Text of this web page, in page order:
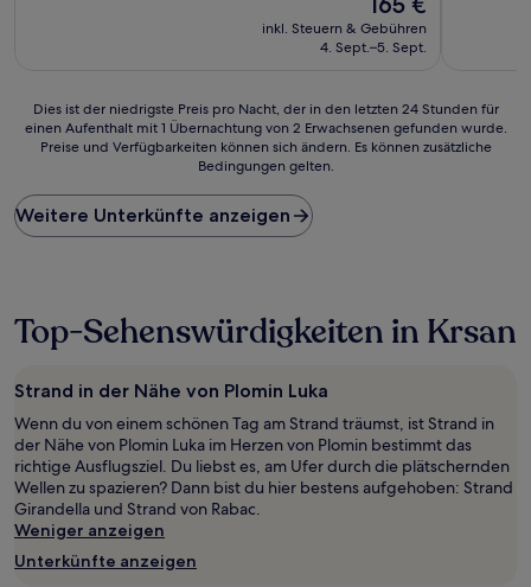
Preis
beträgt
inkl. Steuern & Gebühren
4. Sept.–5. Sept.
Dies
ist
Preis
pro
Nacht,
letzten
24 Stunden
einen
mit
1 Übernachtung
von
2 Erwachsenen
gefunden
wurde.
Preise
Dies ist der niedrigste Preis pro Nacht, der in den letzten 24 Stunden für
einen Aufenthalt mit 1 Übernachtung von 2 Erwachsenen gefunden wurde.
Preise und Verfügbarkeiten können sich ändern. Es können zusätzliche
Bedingungen gelten.
Weitere Unterkünfte anzeigen
Top-Sehenswürdigkeiten in Krsan
Strand in der Nähe von Plomin Luka
Wenn du von einem schönen Tag am Strand träumst, ist Strand in
der Nähe von Plomin Luka im Herzen von Plomin bestimmt das
richtige Ausflugsziel. Du liebst es, am Ufer durch die plätschernden
Wellen zu spazieren? Dann bist du hier bestens aufgehoben: Strand
Girandella und Strand von Rabac.
Weniger anzeigen
Unterkünfte anzeigen